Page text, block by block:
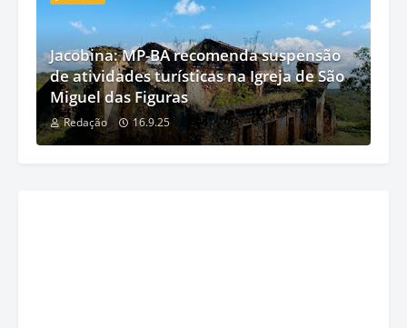
Jacobina: MP-BA recomenda suspensão
de atividades turísticas na Igreja de São
Miguel das Figuras
Redação 16.9.25